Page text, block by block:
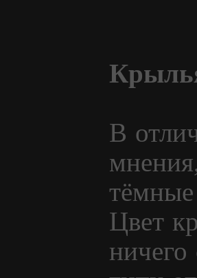
В
Цвет